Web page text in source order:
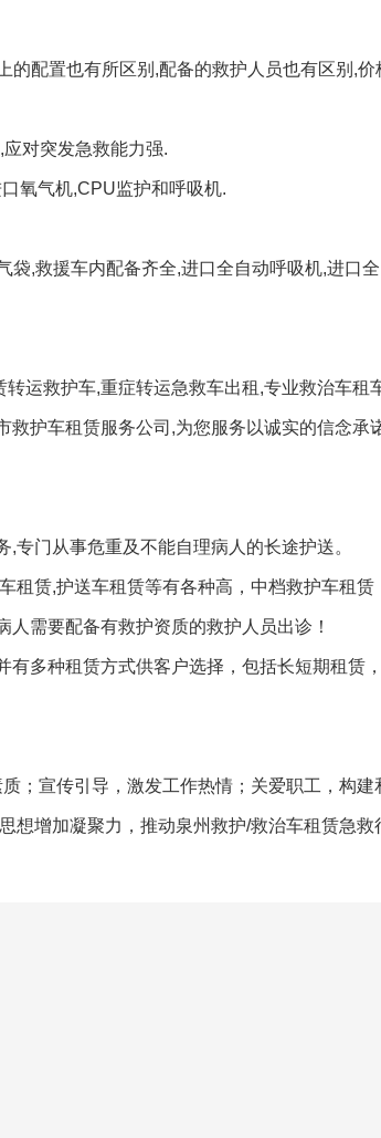
的配置也有所区别,配备的救护人员也有区别,价
对突发急救能力强.
氧气机,CPU监护和呼吸机.
,救援车内配备齐全,进口全自动呼吸机,进口
运救护车,重症转运急救车出租,专业救治车租
救护车租赁服务公司,为您服务以诚实的信念承
专门从事危重及不能自理病人的长途护送。
租赁,护送车租赁等有各种高，中档救护车租赁
需要配备有救护资质的救护人员出诊！
多种租赁方式供客户选择，包括长短期租赁
；宣传引导，激发工作热情；关爱职工，构建
想增加凝聚力，推动泉州救护/救治车租赁急救